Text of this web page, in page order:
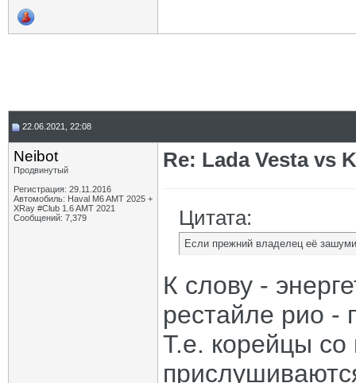
22.06.2021, 22:08
Neibot
Продвинутый
Регистрация: 29.11.2016
Автомобиль: Haval M6 AMT 2025 +
XRay #Club 1.6 AMT 2021
Сообщений: 7,379
Re: Lada Vesta vs
Цитата:
Если прежний владелец её
К слову -
рестайле рио -
Т.е. корейцы